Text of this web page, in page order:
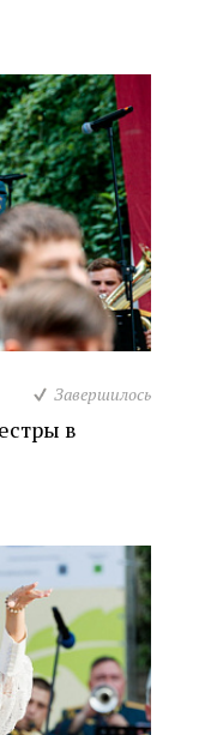
Завершилось
в